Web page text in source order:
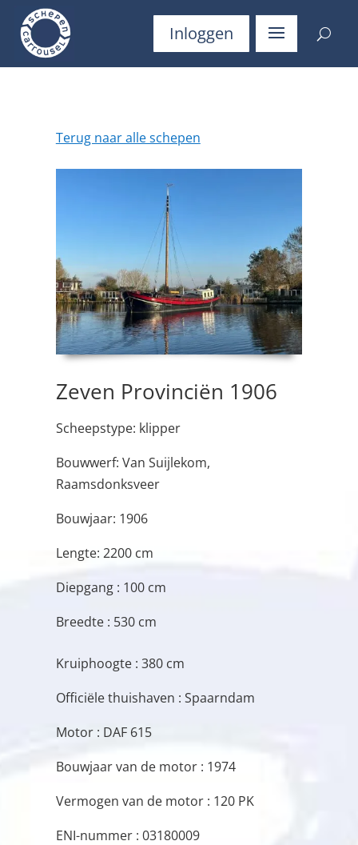
Inloggen
Terug naar alle schepen
Zeven Provinciën 1906
Scheepstype: klipper
Bouwwerf: Van Suijlekom,
Raamsdonksveer
Bouwjaar: 1906
Lengte: 2200 cm
Diepgang : 100 cm
Breedte : 530 cm
Kruiphoogte : 380 cm
Officiële thuishaven : Spaarndam
Motor : DAF 615
Bouwjaar van de motor : 1974
Vermogen van de motor : 120 PK
ENI-nummer : 03180009